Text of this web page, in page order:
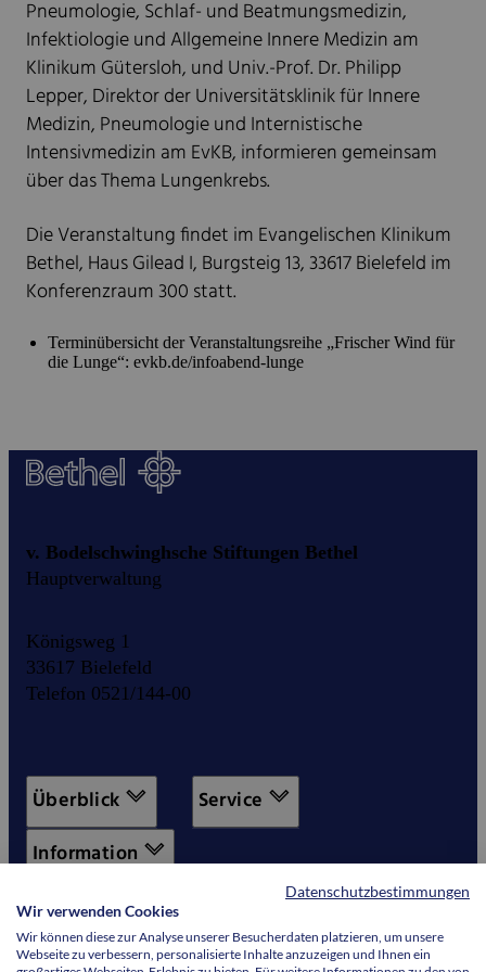
Pneumologie, Schlaf- und Beatmungsmedizin,
Infektiologie und Allgemeine Innere Medizin am
Klinikum Gütersloh, und Univ.-Prof. Dr. Philipp
Lepper, Direktor der Universitätsklinik für Innere
Medizin, Pneumologie und Internistische
Intensivmedizin am EvKB, informieren gemeinsam
über das Thema Lungenkrebs.
Die Veranstaltung findet im Evangelischen Klinikum
Bethel, Haus Gilead I, Burgsteig 13, 33617 Bielefeld im
Konferenzraum 300 statt.
Terminübersicht der Veranstaltungsreihe „Frischer Wind für
die Lunge“: evkb.de/infoabend-lunge
v. Bodelschwinghsche Stiftungen Bethel
Hauptverwaltung
Königsweg 1
33617 Bielefeld
Telefon 0521/144-00
Überblick
Service
Information
Datenschutzbestimmungen
Wir verwenden Cookies
Wir können diese zur Analyse unserer Besucherdaten platzieren, um unsere
Webseite zu verbessern, personalisierte Inhalte anzuzeigen und Ihnen ein